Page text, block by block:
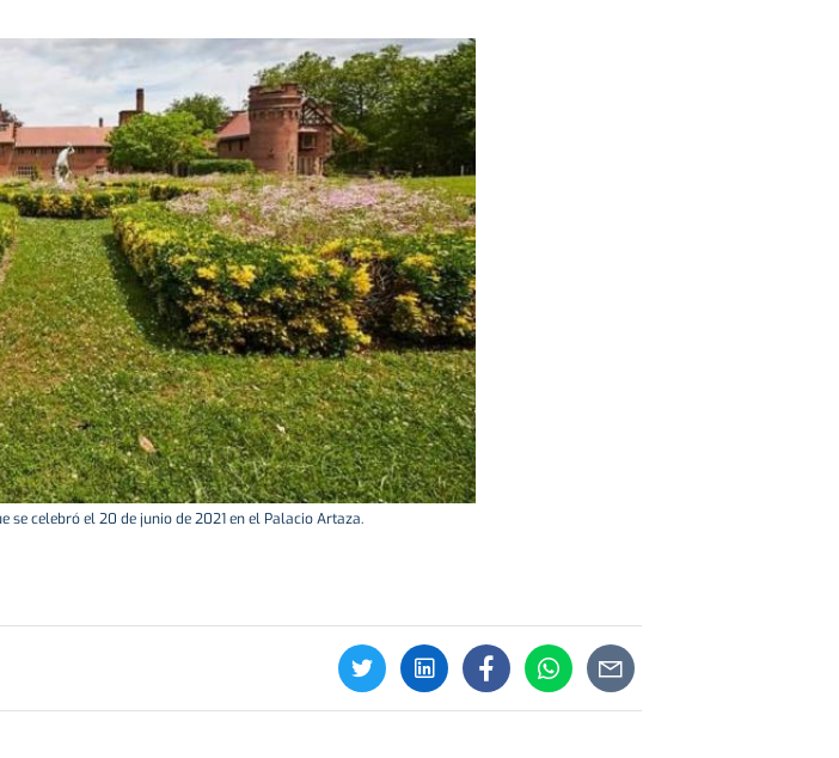
se celebró el 20 de junio de 2021 en el Palacio Artaza.